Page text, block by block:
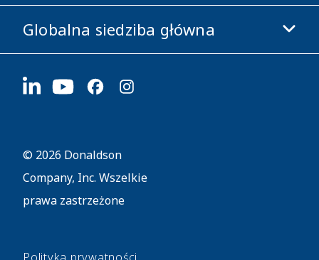
Etyka i zgodność z przepisami
Kariera
Inwestorzy
Dostawcy
Zrównoważony rozwój
Globalna siedziba główna
1400 W 94th Street
© 2026 Donaldson
Company, Inc. Wszelkie
prawa zastrzeżone